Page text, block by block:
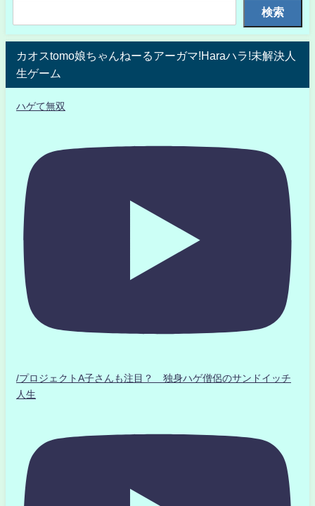
検索
カオスtomo娘ちゃんねーるアーガマ!Haraハラ!未解決人
生ゲーム
ハゲて無双
/プロジェクトA子さんも注目？ 独身ハゲ僧侶のサンドイッチ
人生